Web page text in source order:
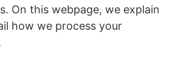
On this webpage, we explain
how we process your